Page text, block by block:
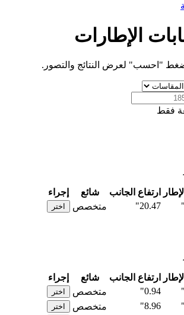
الإطارات
"احسب" لعرض النتائج والتصور.
فقط
ارتفاع الجانب شائع
إجراء
20.47" متخصص اختر
ارتفاع الجانب شائع
إجراء
0.94" متخصص اختر
8.96" متخصص اختر